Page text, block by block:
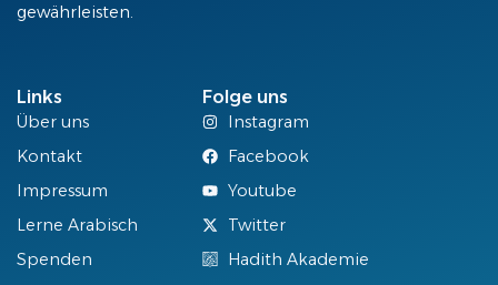
gewährleisten.
Links
Über uns
Kontakt
Impressum
Lerne Arabisch
Spenden
Folge uns
Instagram
Facebook
Youtube
Twitter
Hadith Akademie